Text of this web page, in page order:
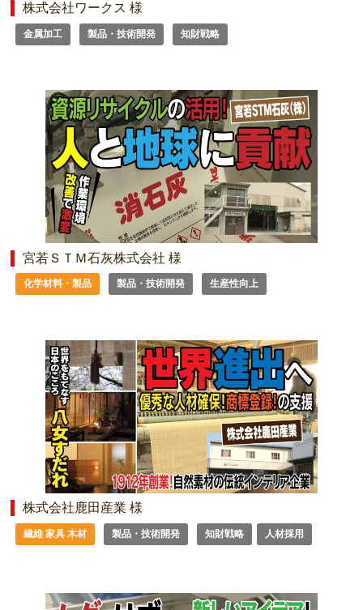
株式会社ワークス 様
金属加工 製品・技術開発 知財戦略
宮若ＳＴＭ石灰株式会社 様
化学材料・製品 製品・技術開発 生産性向上
株式会社鹿田産業 様
繊維 家具 木材 製品・技術開発 知財戦略 人材採用